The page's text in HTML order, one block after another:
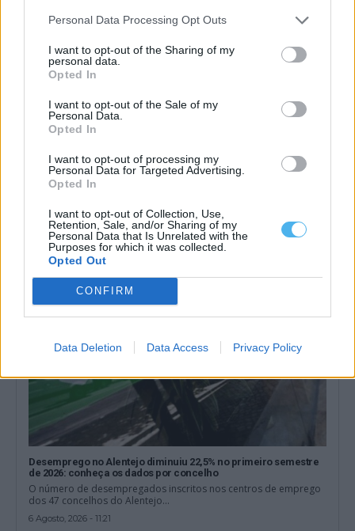
Personal Data Processing Opt Outs
I want to opt-out of the Sharing of my
personal data.
Opted In
I want to opt-out of the Sale of my
Personal Data.
Opted In
I want to opt-out of processing my
Personal Data for Targeted Advertising.
Opted In
I want to opt-out of Collection, Use,
Retention, Sale, and/or Sharing of my
Personal Data that Is Unrelated with the
Purposes for which it was collected.
Opted Out
CONFIRM
Data Deletion Data Access Privacy Policy
Arbitragem: Luís Godinho nomeado para jogo do Porto, Pedro
Ramalho no encontro do Benfica
dos árbitros para a jornada...
6 Agosto, 2026 - 11:29
Desemprego no Alentejo diminuiu 22,5% no primeiro semestre
de 2026: conheça os dados por concelho
O número de desempregados inscritos nos centros de emprego
dos 47 concelhos do Alentejo...
6 Agosto, 2026 - 11:21